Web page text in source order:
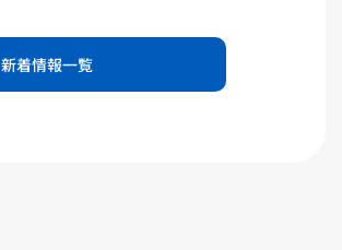
新着情報一覧